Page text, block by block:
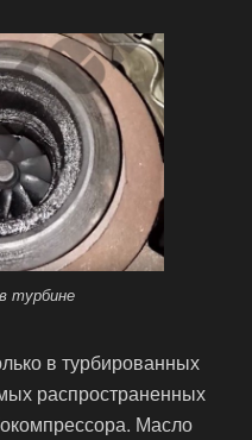
турбине
в турбированных
распространенных
Масло